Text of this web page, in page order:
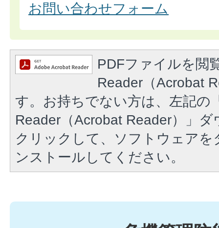
お問い合わせフォーム
PDFファイルを閲
Reader（Acrobat
す。お持ちでない方は、左記の
Reader（Acrobat Reader）」
クリックして、ソフトウェア
ンストールしてください。